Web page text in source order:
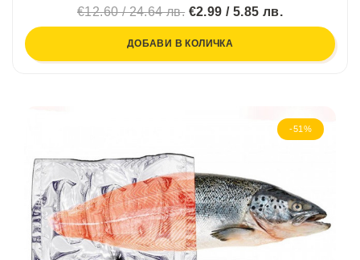
€12.60 / 24.64 лв. €2.99 / 5.85 лв.
ДОБАВИ В КОЛИЧКА
-51%